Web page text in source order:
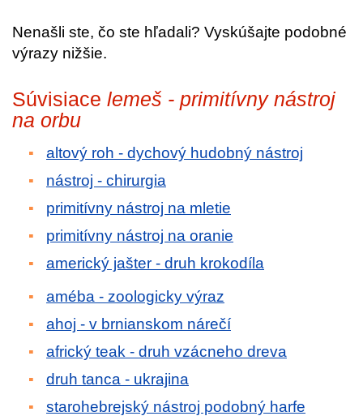
Nenašli ste, čo ste hľadali? Vyskúšajte podobné
výrazy nižšie.
Súvisiace lemeš - primitívny nástroj
na orbu
altový roh - dychový hudobný nástroj
nástroj - chirurgia
primitívny nástroj na mletie
primitívny nástroj na oranie
americký jašter - druh krokodíla
améba - zoologicky výraz
ahoj - v brnianskom nárečí
africký teak - druh vzácneho dreva
druh tanca - ukrajina
starohebrejský nástroj podobný harfe